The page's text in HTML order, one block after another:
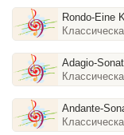
Rondo-Eine
Adagio-
Andante-